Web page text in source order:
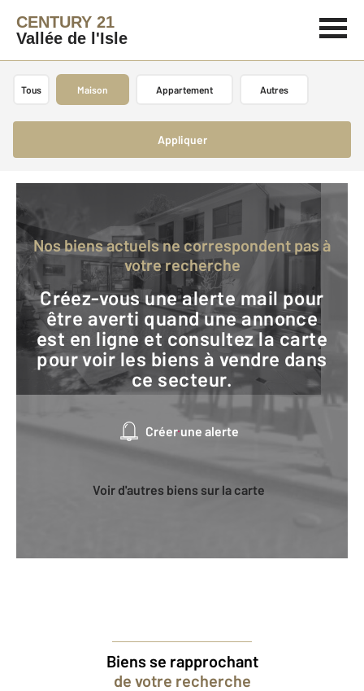
CENTURY 21
Vallée de l'Isle
Tous Maison Appartement Autres
Appliquer
Nos biens actuels ne correspondent pas à
votre recherche
Créez-vous une alerte mail pour
être averti quand une annonce
est en ligne et consultez la carte
pour voir les biens à vendre dans
ce secteur.
Créer une alerte
Voir d'autres biens sur la carte
Biens se rapprochant
de votre recherche